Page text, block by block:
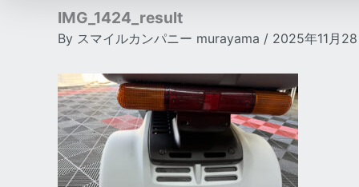
IMG_1424_result
By スマイルカンパニー murayama / 2025年11月